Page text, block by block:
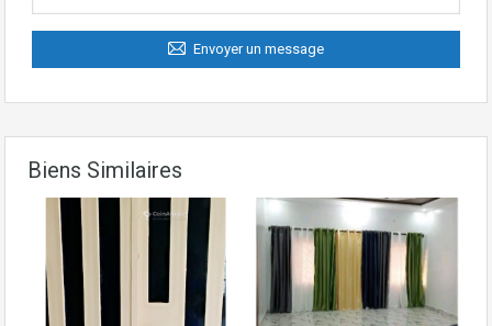
Envoyer un message
Biens Similaires